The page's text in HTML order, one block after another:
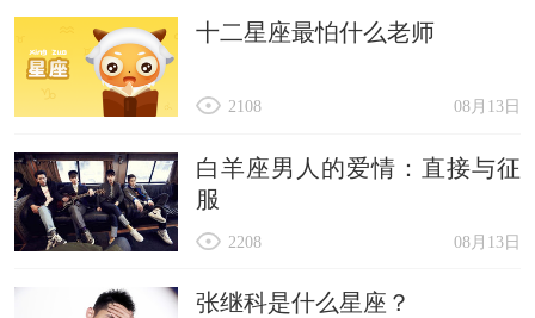
十二星座最怕什么老师
08月13日
2108
白羊座男人的爱情：直接与征
服
08月13日
2208
张继科是什么星座？